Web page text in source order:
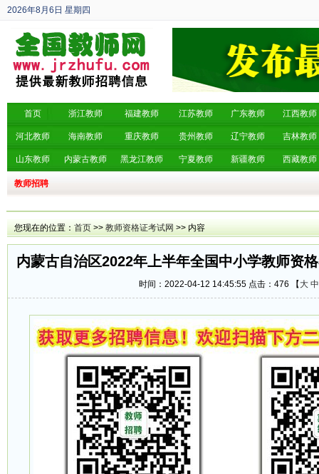
2026年8月6日 星期四
丙午年 六月廿四
首页 浙江教师 福建教师 江苏教师 广东教师 江西教师
河北教师 海南教师 重庆教师 贵州教师 辽宁教师 吉林教师
山东教师 内蒙古教师 黑龙江教师 宁夏教师 新疆教师 西藏教师
教师招聘
您现在的位置： 首页 >> 教师资格证考试网 >> 内容
内蒙古自治区2022年上半年全国中小学教师资
时间：2022-04-12 14:45:55 点击： 476 【 大 中